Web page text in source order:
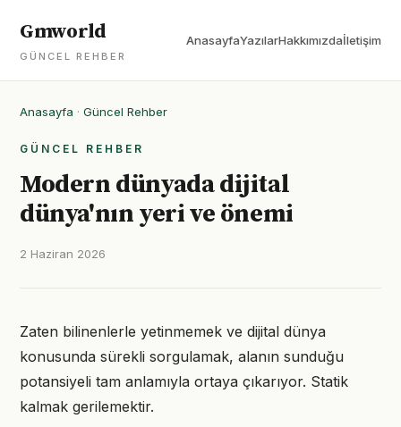
Gmworld
GÜNCEL REHBER
AnasayfaYazılarHakkımızdaİletişim
Anasayfa · Güncel Rehber
GÜNCEL REHBER
Modern dünyada dijital
dünya'nın yeri ve önemi
2 Haziran 2026
Zaten bilinenlerle yetinmemek ve dijital dünya
konusunda sürekli sorgulamak, alanın sunduğu
potansiyeli tam anlamıyla ortaya çıkarıyor. Statik
kalmak gerilemektir.